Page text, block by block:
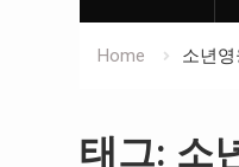
Home 소년영
태그: 소